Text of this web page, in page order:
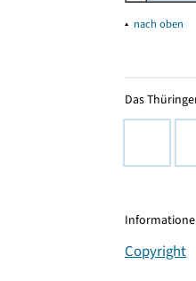
▴ nach oben
Das
Copyright